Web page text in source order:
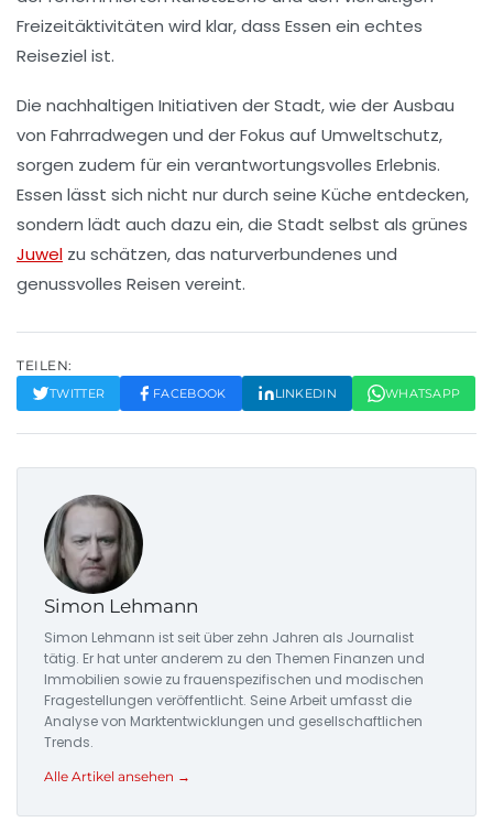
Freizeitäktivitäten wird klar, dass Essen ein echtes
Reiseziel ist.
Die nachhaltigen Initiativen der Stadt, wie der Ausbau
von Fahrradwegen und der Fokus auf Umweltschutz,
sorgen zudem für ein verantwortungsvolles Erlebnis.
Essen lässt sich nicht nur durch seine Küche entdecken,
sondern lädt auch dazu ein, die Stadt selbst als grünes
Juwel zu schätzen, das naturverbundenes und
genussvolles Reisen vereint.
TEILEN:
TWITTER FACEBOOK LINKEDIN WHATSAPP
Simon Lehmann
Simon Lehmann ist seit über zehn Jahren als Journalist
tätig. Er hat unter anderem zu den Themen Finanzen und
Immobilien sowie zu frauenspezifischen und modischen
Fragestellungen veröffentlicht. Seine Arbeit umfasst die
Analyse von Marktentwicklungen und gesellschaftlichen
Trends.
Alle Artikel ansehen →